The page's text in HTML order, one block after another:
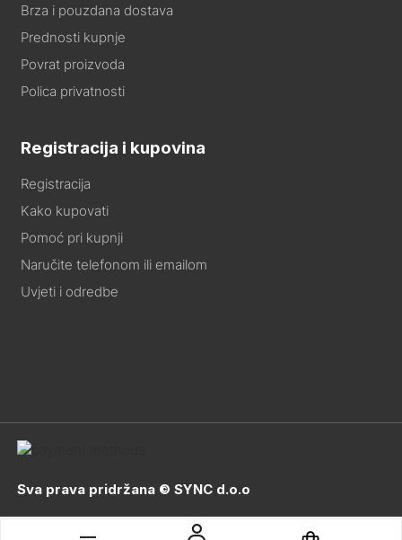
Brza i pouzdana dostava
Prednosti kupnje
Povrat proizvoda
Polica privatnosti
Registracija i kupovina
Registracija
Kako kupovati
Pomoć pri kupnji
Naručite telefonom ili emailom
Uvjeti i odredbe
Sva prava pridržana © SYNC d.o.o